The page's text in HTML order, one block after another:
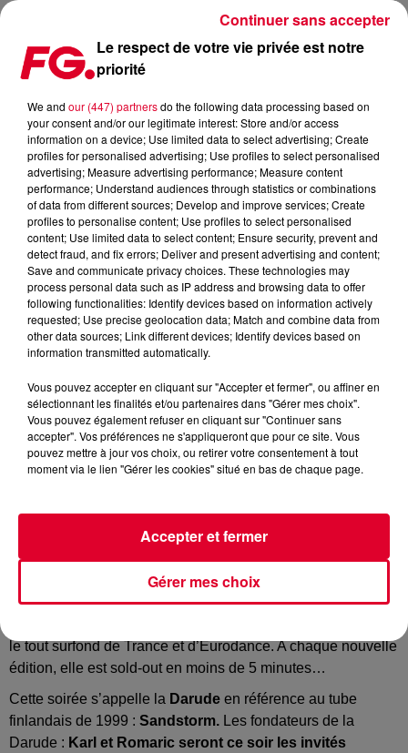
L'ÉQUIPE DE LA DARUDE INVITÉE CE SOIR D'ANTOINE BADUEL
Publié : 6 septembre 2022 à 11h38 par Christophe HUBERT
La Darude
Crédit :La Darude
Le saviez-vous ? Depuis 2018 et surtout depuis la fin des
le tout surfond de Trance et d’Eurodance. A chaque nouvelle
édition, elle est sold-out en moins de 5 minutes…
Cette soirée s’appelle la Darude en référence au tube
finlandais de 1999 : Sandstorm. Les fondateurs de la
Darude : Karl et Romaric seront ce soir les invités
Le respect de votre vie privée est notre
priorité
We and our (447) partnersdo the following data processing based on
your consent and/or our legitimate interest: Store and/or access
information on a device; Use limited data to select advertising; Create
profiles for personalised advertising; Use profiles to select personalised
advertising; Measure advertising performance; Measure content
performance; Understand audiences through statistics or combinations
of data from different sources; Develop and improve services; Create
profiles to personalise content; Use profiles to select personalised
content; Use limited data to select content; Ensure security, prevent and
detect fraud, and fix errors; Deliver and present advertising and content;
Save and communicate privacy choices. These technologies may
process personal data such as IP address and browsing data to offer
following functionalities: Identify devices based on information actively
requested; Use precise geolocation data; Match and combine data from
other data sources; Link different devices; Identify devices based on
information transmitted automatically.
Vous pouvez accepter en cliquant sur "Accepter et fermer", ou affiner en
sélectionnant les finalités et/ou partenaires dans "Gérer mes choix".
Vous pouvez également refuser en cliquant sur "Continuer sans
accepter". Vos préférences ne s'appliqueront que pour ce site. Vous
pouvez mettre à jour vos choix, ou retirer votre consentement à tout
moment via le lien "Gérer les cookies" situé en bas de chaque page.
Gérer mes choix
Accepter et fermer
Continuer sans accepter